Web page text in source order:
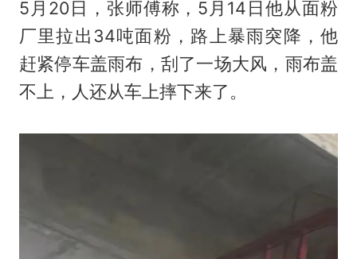
5月20日，张师傅称，5月14日他从面粉
厂里拉出34吨面粉，路上暴雨突降，他
赶紧停车盖雨布，刮了一场大风，雨布盖
不上，人还从车上摔下来了。